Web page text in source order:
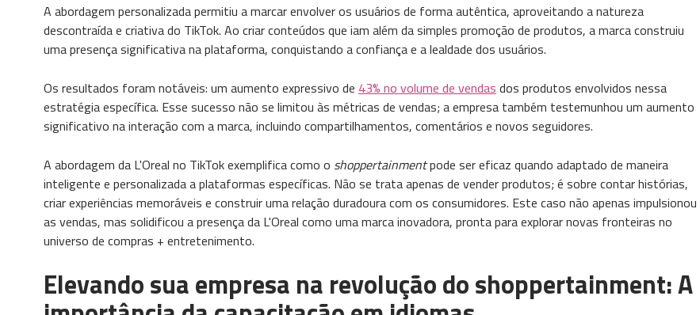
A abordagem personalizada permitiu a marcar envolver os usuários de forma autêntica, aproveitando a natureza
descontraída e criativa do TikTok. Ao criar conteúdos que iam além da simples promoção de produtos, a marca construiu
uma presença significativa na plataforma, conquistando a confiança e a lealdade dos usuários.
Os resultados foram notáveis: um aumento expressivo de 43% no volume de vendas dos produtos envolvidos nessa
estratégia específica. Esse sucesso não se limitou às métricas de vendas; a empresa também testemunhou um aumento
significativo na interação com a marca, incluindo compartilhamentos, comentários e novos seguidores.
A abordagem da L'Oreal no TikTok exemplifica como o shoppertainmentpode ser eficaz quando adaptado de maneira
inteligente e personalizada a plataformas específicas. Não se trata apenas de vender produtos; é sobre contar histórias,
criar experiências memoráveis e construir uma relação duradoura com os consumidores. Este caso não apenas impulsionou
as vendas, mas solidificou a presença da L'Oreal como uma marca inovadora, pronta para explorar novas fronteiras no
universo de compras + entretenimento.
Elevando sua empresa na revolução do shoppertainment: A